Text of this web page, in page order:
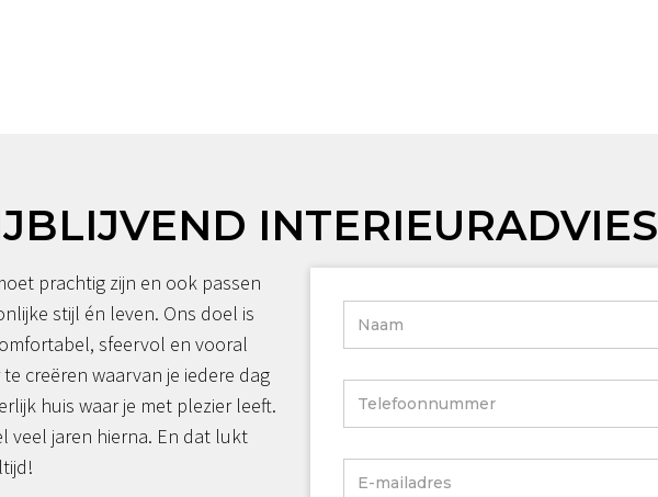
INTERIEURADVIES
prachtig zijn en ook passen
stijl én leven. Ons doel is
sfeervol en vooral
creëren waarvan je iedere dag
huis waar je met plezier leeft.
veel jaren hierna. En dat lukt